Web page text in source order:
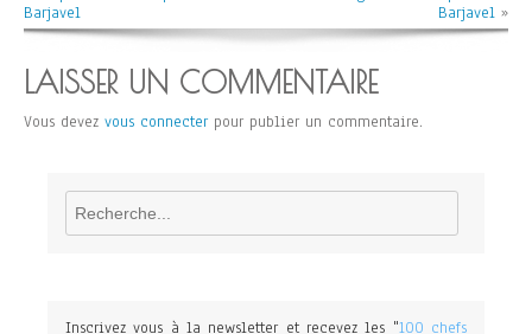
Barjavel
Barjavel »
LAISSER UN COMMENTAIRE
Vous devez vous connecter pour publier un commentaire.
Rechercher
Inscrivez vous à la newsletter et recevez les "100 chefs